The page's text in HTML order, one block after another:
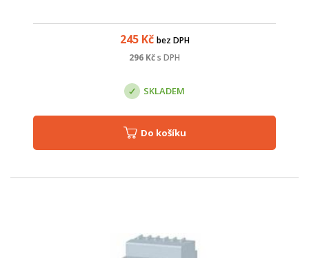
245Kč bez DPH
296 Kčs DPH
SKLADEM
Do košíku